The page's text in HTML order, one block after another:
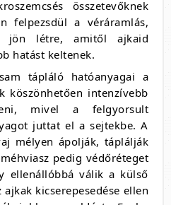
összetevőknek
felpezsdül a véráramlás,
jön létre, amitől ajkaid
hatást keltenek.
tápláló hatóanyagai a
köszönhetően intenzívebb
mivel a felgyorsult
juttat el a sejtekbe. A
mélyen ápolják, táplálják
pedig védőréteget
ellenállóbbá válik a külső
kicserepesedése ellen